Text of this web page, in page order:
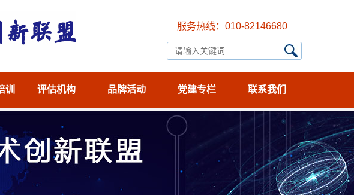
服务热线：010-82146680
训 评估机构 品牌活动 党建专栏 联系我们